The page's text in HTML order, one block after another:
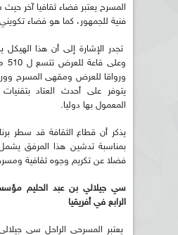
المسرح يعتبر فضاء ثقافيا آخر
فنية للجمهور، كما هو فضاء
تجدر الإشارة إلى أن هذا
ورواقا للعرض ومقهى المسرح
يتوفر على أحدث العتاد
المعمول بها دوليا.
يذكر أن قطاع الثقافة قد سطر
بمناسبة تدشين هذا المرفق
فضلا عن تكريم وجوه ثقافية
سي جيلالي بن عبد الحليم
الرابع في أفريقيا